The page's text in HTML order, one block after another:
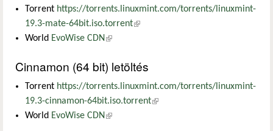
Torrent https://torrents.linuxmint.com/torrents/linuxmint-
19.3-mate-64bit.iso.torrent(külső hivatkozás)
World EvoWise CDN (külső hivatkozás)
Cinnamon (64 bit) letöltés
Torrent https://torrents.linuxmint.com/torrents/linuxmint-
19.3-cinnamon-64bit.iso.torrent(külső hivatkozás)
World EvoWise CDN (külső hivatkozás)